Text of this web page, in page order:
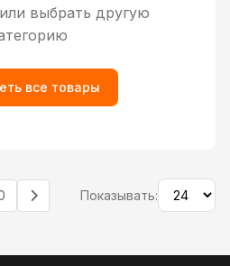
выбрать другую
все товары
Показывать: